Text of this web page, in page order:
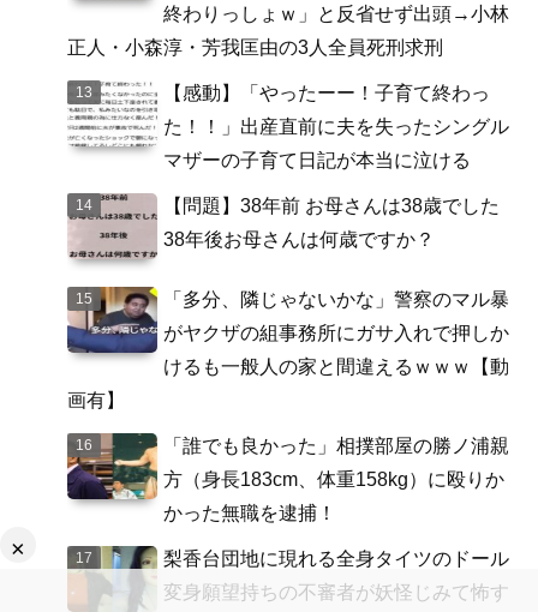
×
終わりっしょｗ」と反省せず出頭→小林
正人・小森淳・芳我匡由の3人全員死刑求刑
【感動】「やったーー！子育て終わっ
た！！」出産直前に夫を失ったシングル
マザーの子育て日記が本当に泣ける
【問題】38年前 お母さんは38歳でした
38年後お母さんは何歳ですか？
「多分、隣じゃないかな」警察のマル暴
がヤクザの組事務所にガサ入れで押しか
けるも一般人の家と間違えるｗｗｗ【動
画有】
「誰でも良かった」相撲部屋の勝ノ浦親
方（身長183cm、体重158kg）に殴りか
かった無職を逮捕！
梨香台団地に現れる全身タイツのドール
変身願望持ちの不審者が妖怪じみて怖す